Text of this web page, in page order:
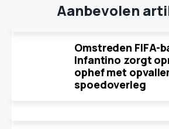
Aanbevolen
Omstreden FIFA-
Infantino zorgt
ophef met
spoedoverleg